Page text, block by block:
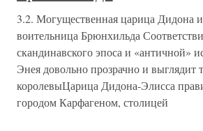
3.2. Могущественная царица Дидона
воительница Брюнхильда
скандинавского эпоса и «античной»
Энея довольно прозрачно и выглядит
королевыЦарица Дидона-Элисса
городом Карфагеном, столицей